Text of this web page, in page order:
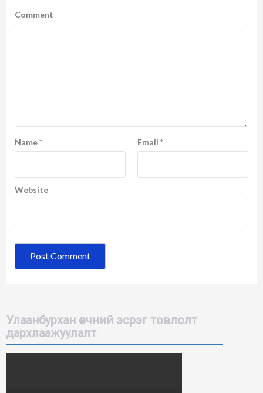
Comment
Name* Email *
Website
Улаанбурхан өвчний эсрэг товлолт
дархлаажуулалт